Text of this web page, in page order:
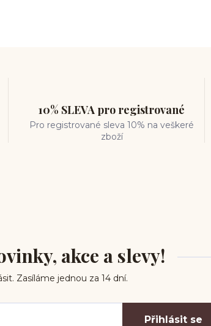
10% SLEVA pro registrované
Pro registrované sleva 10% na veškeré
zboží
akce a slevy!
Zasíláme jednou za 14 dní.
Přihlásit se